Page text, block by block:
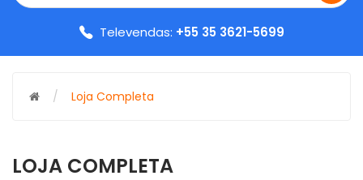
Televendas: +55 35 3621-5699
Loja Completa
LOJA COMPLETA